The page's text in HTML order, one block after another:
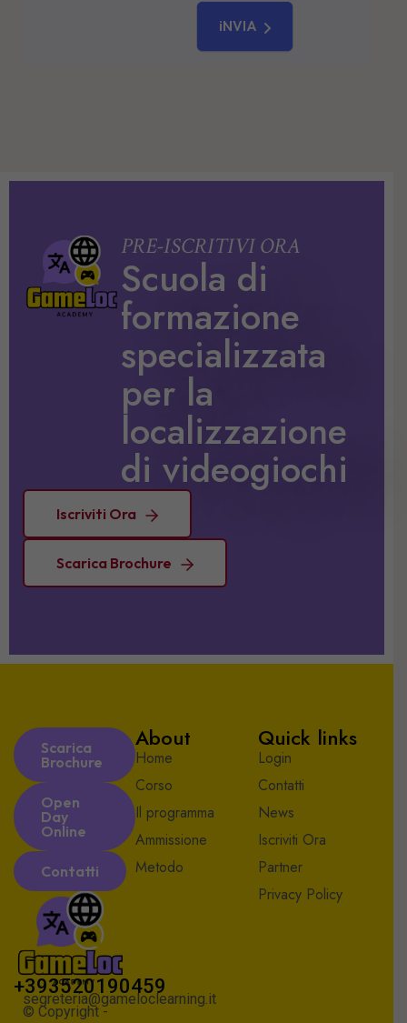
iNVIA
PRE-ISCRITIVI ORA
Scuola di
formazione
specializzata
per la
localizzazione
di videogiochi
Iscriviti Ora
Scarica Brochure
Scarica
Brochure
Open
Day
Online
Contatti
+393520190459
segreteria@gameloclearning.it
© Copyright -
About
Home
Corso
Il programma
Ammissione
Metodo
Quick links
Login
Contatti
News
Iscriviti Ora
Partner
Privacy Policy